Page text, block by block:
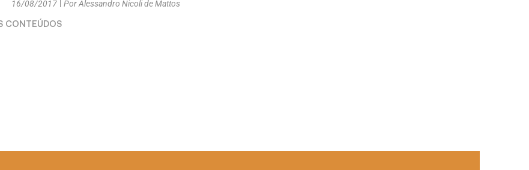
16/08/2017 PorAlessandro Nicoli de Mattos